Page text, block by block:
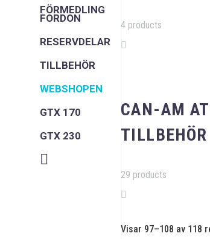
FÖRMEDLING
FORDON
RESERVDELAR
TILLBEHÖR
WEBSHOPEN
GTX 170
GTX 230
4 products
CAN-AM
TILLBEHÖR
29 products
Visar 97–108 av 118